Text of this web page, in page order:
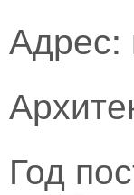
Адрес:
Год